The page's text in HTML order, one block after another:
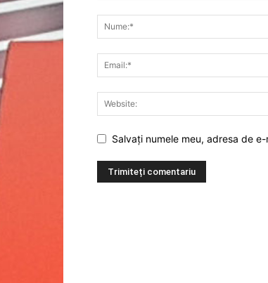
Salvați numele meu, adresa de